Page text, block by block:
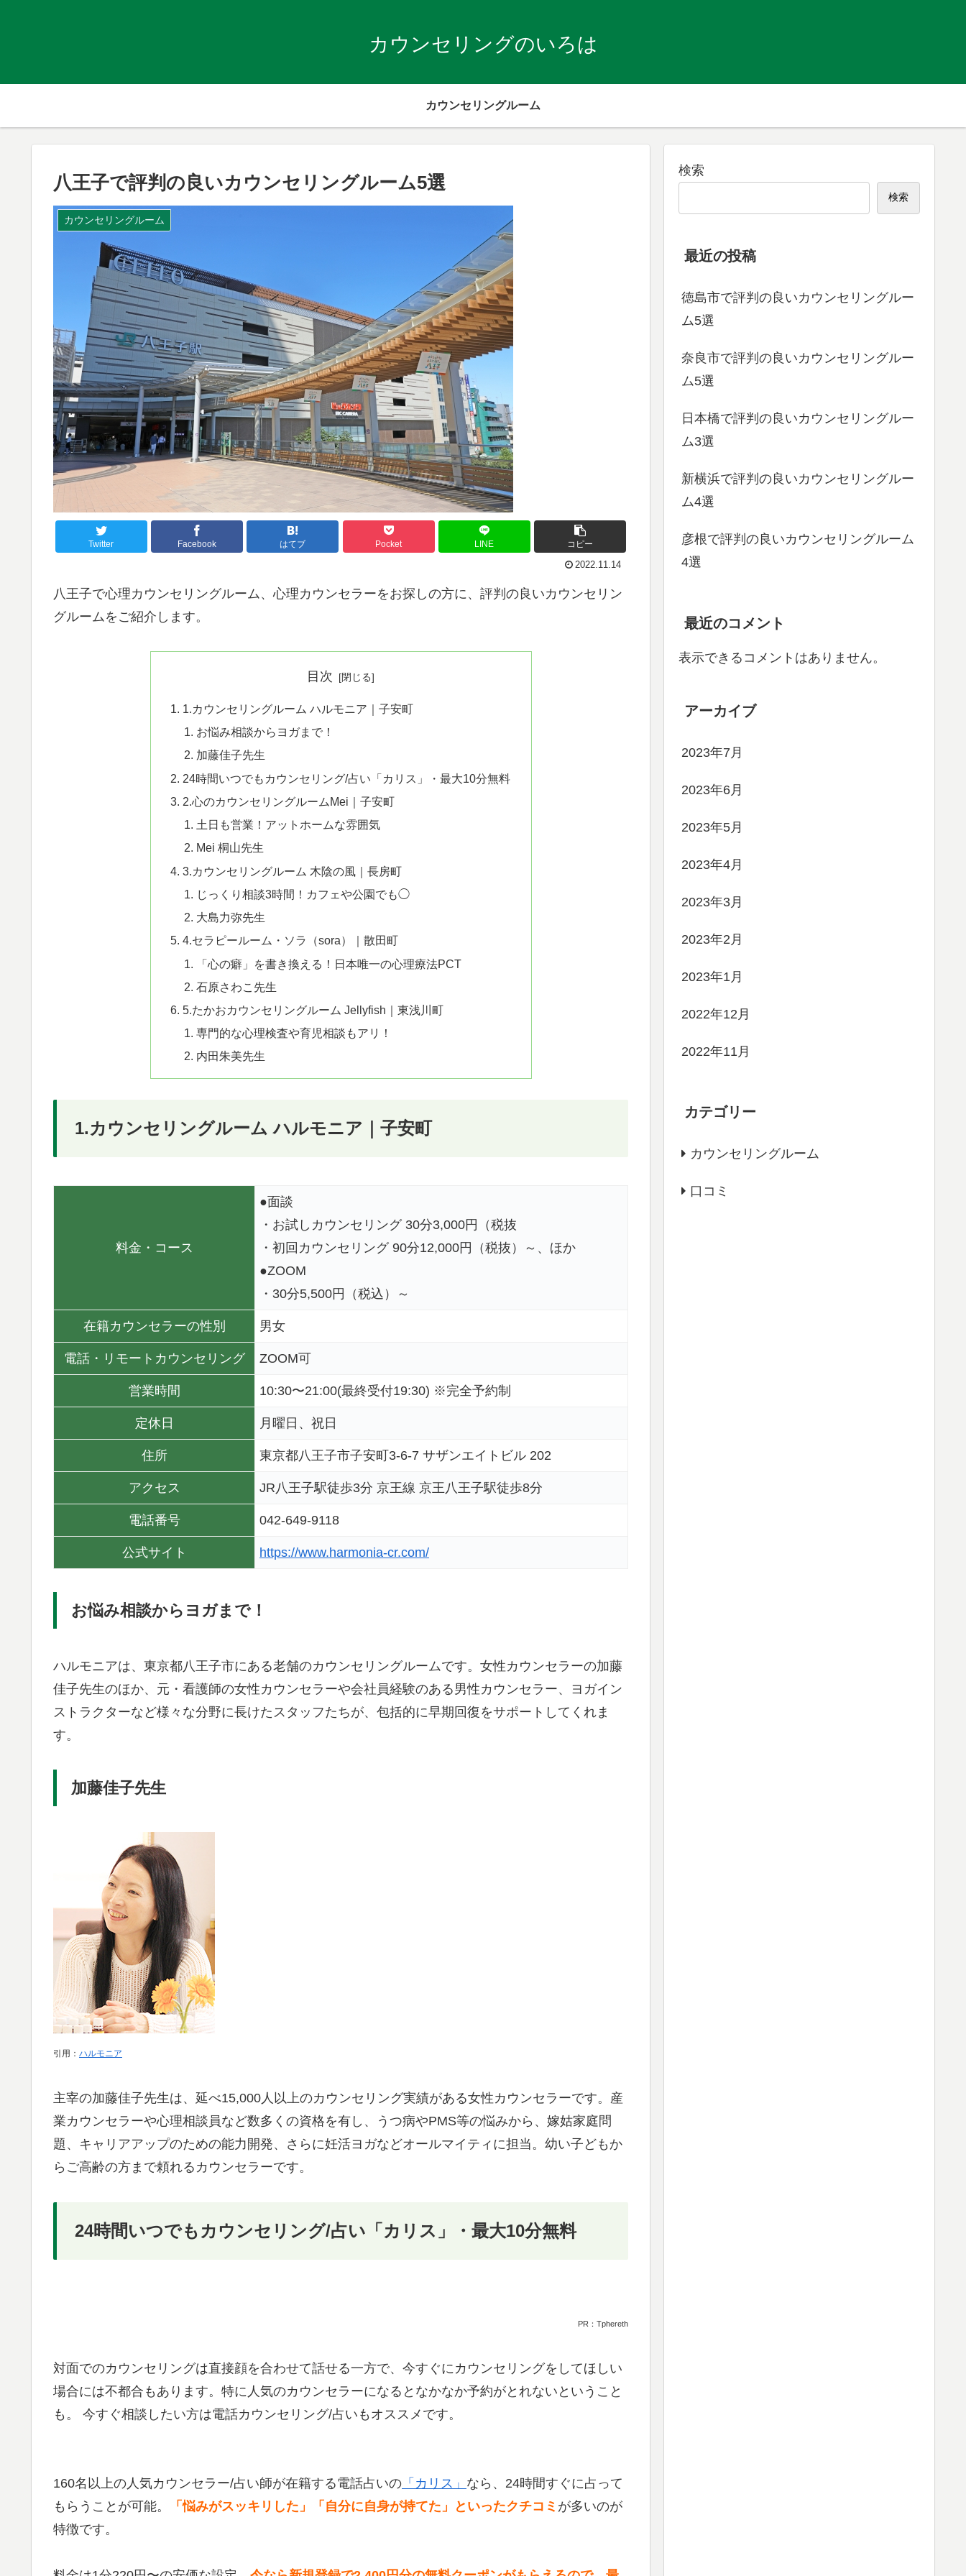
カウンセリングのいろは
カウンセリングルーム
八王子で評判の良いカウンセリングルーム5選
カウンセリングルーム
Twitter Facebook はてブ Pocket LINE コピー
2022.11.14
八王子で心理カウンセリングルーム、心理カウンセラーをお探しの方に、評判の良いカウンセリン
グルームをご紹介します。
目次
1.カウンセリングルーム ハルモニア｜子安町
お悩み相談からヨガまで！
加藤佳子先生
24時間いつでもカウンセリング/占い「カリス」・最大10分無料
2.心のカウンセリングルームMei｜子安町
土日も営業！アットホームな雰囲気
Mei 桐山先生
3.カウンセリングルーム 木陰の風｜長房町
じっくり相談3時間！カフェや公園でも◯
大島力弥先生
4.セラピールーム・ソラ（sora）｜散田町
「心の癖」を書き換える！日本唯一の心理療法PCT
石原さわこ先生
5.たかおカウンセリングルーム Jellyfish｜東浅川町
専門的な心理検査や育児相談もアリ！
内田朱美先生
1.カウンセリングルーム ハルモニア｜子安町
料金・コース
●面談
・お試しカウンセリング 30分3,000円（税抜
・初回カウンセリング 90分12,000円（税抜）～、ほか
●ZOOM
・30分5,500円（税込）～
在籍カウンセラーの性別 男女
電話・リモートカウンセリング ZOOM可
営業時間 10:30〜21:00(最終受付19:30) ※完全予約制
定休日 月曜日、祝日
住所 東京都八王子市子安町3-6-7 サザンエイトビル 202
アクセス JR八王子駅徒歩3分 京王線 京王八王子駅徒歩8分
電話番号 042-649-9118
公式サイト https://www.harmonia-cr.com/
お悩み相談からヨガまで！
ハルモニアは、東京都八王子市にある老舗のカウンセリングルームです。女性カウンセラーの加藤
佳子先生のほか、元・看護師の女性カウンセラーや会社員経験のある男性カウンセラー、ヨガイン
ストラクターなど様々な分野に長けたスタッフたちが、包括的に早期回復をサポートしてくれま
す。
加藤佳子先生
引用： ハルモニア
主宰の加藤佳子先生は、延べ15,000人以上のカウンセリング実績がある女性カウンセラーです。産
業カウンセラーや心理相談員など数多くの資格を有し、うつ病やPMS等の悩みから、嫁姑家庭問
題、キャリアアップのための能力開発、さらに妊活ヨガなどオールマイティに担当。幼い子どもか
らご高齢の方まで頼れるカウンセラーです。
24時間いつでもカウンセリング/占い「カリス」・最大10分無料
PR：Tphereth
対面でのカウンセリングは直接顔を合わせて話せる一方で、今すぐにカウンセリングをしてほしい
場合には不都合もあります。特に人気のカウンセラーになるとなかなか予約がとれないということ
も。 今すぐ相談したい方は電話カウンセリング/占いもオススメです。
160名以上の人気カウンセラー/占い師が在籍する電話占いの 「カリス」 なら、24時間すぐに占って
もらうことが可能。
「悩みがスッキリした」「自分に自身が持てた」といったクチコミ が多いのが
特徴です。
検索
検索
最近の投稿
徳島市で評判の良いカウンセリングルー
ム5選
奈良市で評判の良いカウンセリングルー
ム5選
日本橋で評判の良いカウンセリングルー
ム3選
新横浜で評判の良いカウンセリングルー
ム4選
彦根で評判の良いカウンセリングルーム
4選
最近のコメント
表示できるコメントはありません。
アーカイブ
2023年7月
2023年6月
2023年5月
2023年4月
2023年3月
2023年2月
2023年1月
2022年12月
2022年11月
カテゴリー
カウンセリングルーム
口コミ